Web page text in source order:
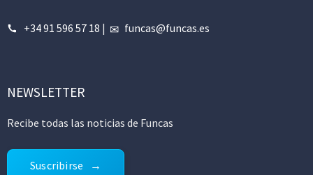
+34 91 596 57 18 | funcas@funcas.es
NEWSLETTER
Recibe todas las noticias de Funcas
Suscribirse